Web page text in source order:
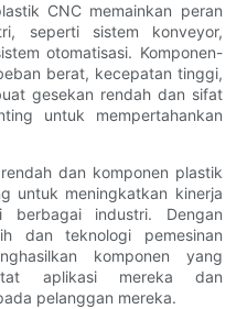
CNC memainkan peran
seperti sistem konveyor,
otomatisasi. Komponen-
berat, kecepatan tinggi,
gesekan rendah dan sifat
untuk mempertahankan
dan komponen plastik
untuk meningkatkan kinerja
industri. Dengan
dan teknologi pemesinan
komponen yang
aplikasi mereka dan
pelanggan mereka.